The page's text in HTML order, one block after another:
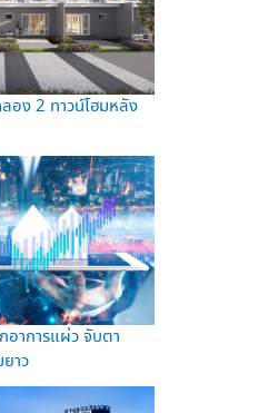
อง 2 ทาวน์โฮมหลัง
อาการแผ่ว จับตา
าว